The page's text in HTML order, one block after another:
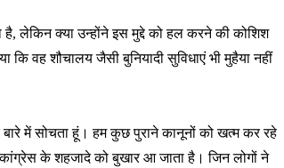
लेकिन क्या उन्होंने इस मुद्दे को हल करने की कोशिश
वह शौचालय जैसी बुनियादी सुविधाएं भी मुहैया नहीं
में सोचता हूं। हम कुछ पुराने कानूनों को खत्म कर रहे
कांग्रेस के शहजादे को बुखार आ जाता है। जिन लोगों ने